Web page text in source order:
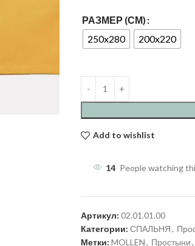
РАЗМЕР (СМ)
250x280
200x220
Add to wishlist
14 People watching
Артикул: 02.01.01.00
Категории: СПАЛЬНЯ,
Метки: MOLLEN, Простыни,